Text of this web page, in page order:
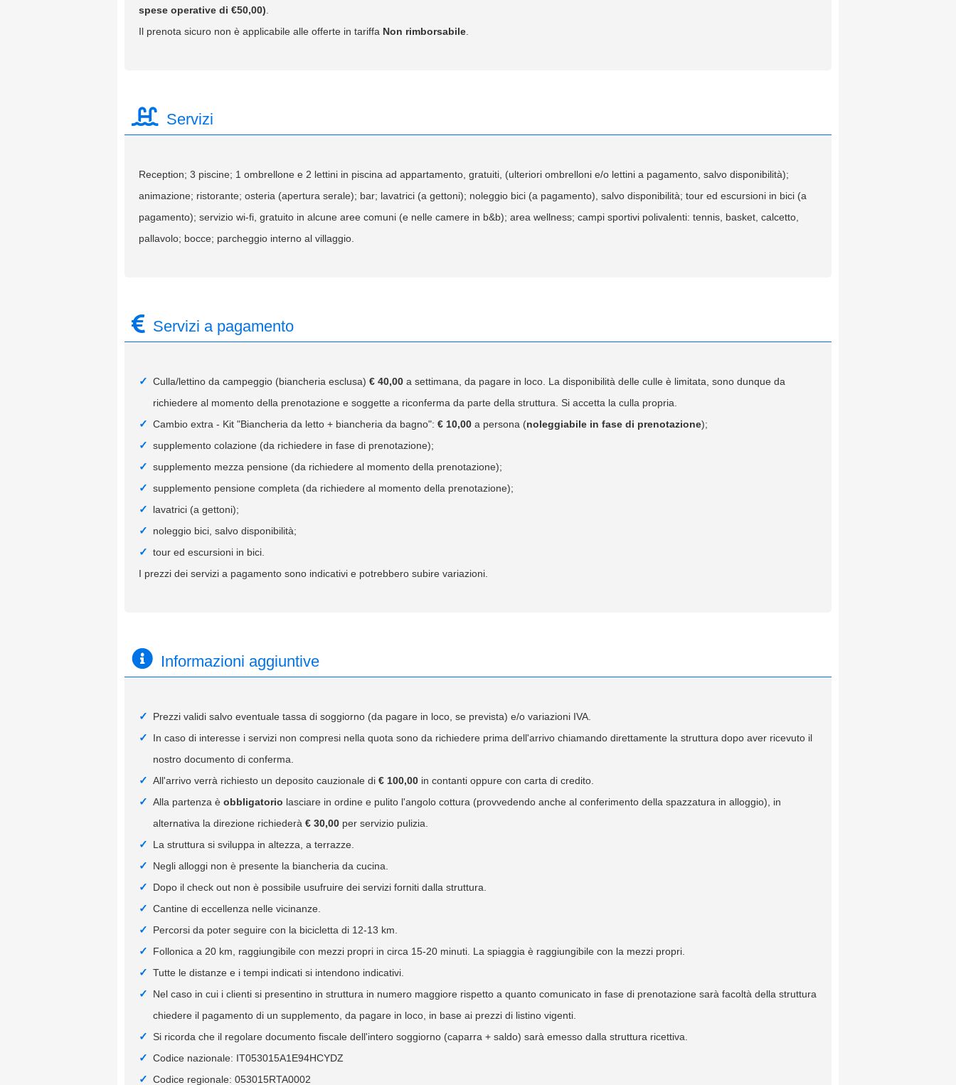
spese operative di €50,00)
Il prenota sicuro non è applicabile alle offerte in tariffa Non rimborsabile
Servizi
Reception; 3 piscine; 1 ombrellone e 2 lettini in piscina ad appartamento, gratuiti, (ulteriori ombrelloni e/o lettini a pagamento, salvo disponibilità);
animazione; ristorante; osteria (apertura serale); bar; lavatrici (a gettoni); noleggio bici (a pagamento), salvo disponibilità; tour ed escursioni in bici (a
pagamento); servizio wi-fi, gratuito in alcune aree comuni (e nelle camere in b&b); area wellness; campi sportivi polivalenti: tennis, basket, calcetto,
pallavolo; bocce; parcheggio interno al villaggio.
Servizi a pagamento
Culla/lettino da campeggio (biancheria esclusa) € 40,00 a settimana, da pagare in loco. La disponibilità delle culle è limitata, sono dunque da
richiedere al momento della prenotazione e soggette a riconferma da parte della struttura. Si accetta la culla propria.
Cambio extra - Kit "Biancheria da letto + biancheria da bagno": € 10,00 a persona (noleggiabile in fase di prenotazione);
supplemento colazione (da richiedere in fase di prenotazione);
supplemento mezza pensione (da richiedere al momento della prenotazione);
supplemento pensione completa (da richiedere al momento della prenotazione);
lavatrici (a gettoni);
noleggio bici, salvo disponibilità;
tour ed escursioni in bici.
I prezzi dei servizi a pagamento sono indicativi e potrebbero subire variazioni.
Informazioni aggiuntive
Prezzi validi salvo eventuale tassa di soggiorno (da pagare in loco, se prevista) e/o variazioni IVA.
In caso di interesse i servizi non compresi nella quota sono da richiedere prima dell'arrivo chiamando direttamente la struttura dopo aver ricevuto il
nostro documento di conferma.
All'arrivo verrà richiesto un deposito cauzionale di € 100,00 in contanti oppure con carta di credito.
Alla partenza è obbligatorio lasciare in ordine e pulito l'angolo cottura (provvedendo anche al conferimento della spazzatura in alloggio), in
alternativa la direzione richiederà € 30,00 per servizio pulizia.
La struttura si sviluppa in altezza, a terrazze.
Negli alloggi non è presente la biancheria da cucina.
Dopo il check out non è possibile usufruire dei servizi forniti dalla struttura.
Cantine di eccellenza nelle vicinanze.
Percorsi da poter seguire con la bicicletta di 12-13 km.
Follonica a 20 km, raggiungibile con mezzi propri in circa 15-20 minuti. La spiaggia è raggiungibile con la mezzi propri.
Tutte le distanze e i tempi indicati si intendono indicativi.
Nel caso in cui i clienti si presentino in struttura in numero maggiore rispetto a quanto comunicato in fase di prenotazione sarà facoltà della struttura
chiedere il pagamento di un supplemento, da pagare in loco, in base ai prezzi di listino vigenti.
Si ricorda che il regolare documento fiscale dell'intero soggiorno (caparra + saldo) sarà emesso dalla struttura ricettiva.
Codice nazionale: IT053015A1E94HCYDZ
Codice regionale: 053015RTA0002